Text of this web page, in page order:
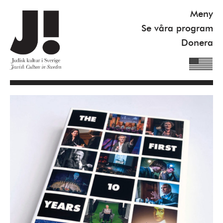
Meny
Se våra program
Donera
Kommande program
Se våra program
Gilel Storch Award
Våra böcker